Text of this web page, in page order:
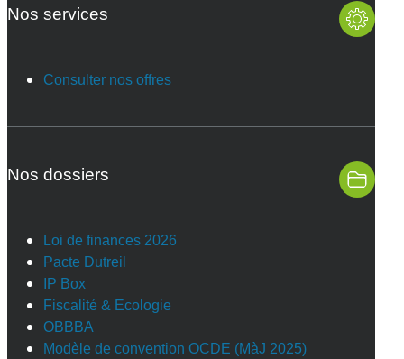
Nos services
Consulter nos offres
Nos dossiers
Loi de finances 2026
Pacte Dutreil
IP Box
Fiscalité & Ecologie
OBBBA
Modèle de convention OCDE (MàJ 2025)